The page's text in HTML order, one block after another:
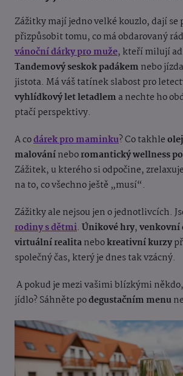
Zážitky mají jedno velké kouzlo, dají se
přizpůsobit tomu, co má obdarovaný
vánoční dárky pro muže, kteří milují
Tandemový seskok padákem nebo
jistota. Má váš tatínek slabost pro
vyhlídkový let letadlem a nechte ho
ptačí perspektivy.
A codárek pro maminku? Co takhle
malováníneboromantický wellness
Zážitek, u kterého si odpočine,
na to, co všechno ještě „musí“.
Zážitky ale nejsou jen o jednotlivcích.
rodiny s dětmi. Únikové hry,venkovní
virtuální realitanebokreativní kurzy
společný čas, který je dnes tak vzácný.
A pokud je mezi vašimi blízkými
jídlo? Sáhněte podegustačním menu